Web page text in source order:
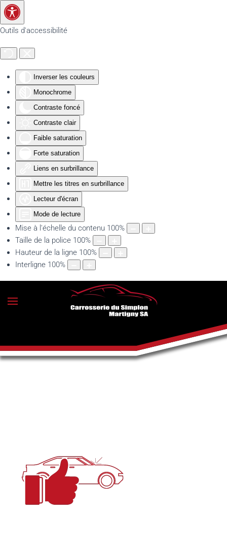
Outils d'accessibilité
Inverser les couleurs
Monochrome
Contraste foncé
Contraste clair
Faible saturation
Forte saturation
Liens en surbrillance
Mettre les titres en surbrillance
Lecteur d'écran
Mode de lecture
Mise à l'échelle du contenu 100%
Taille de la police 100%
Hauteur de la ligne 100%
Interligne 100%
Accéder au contenu principal